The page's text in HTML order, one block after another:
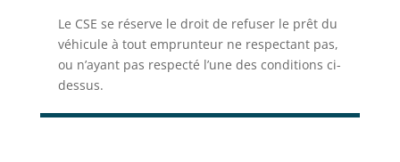
Le CSE se réserve le droit de refuser le prêt du
véhicule à tout emprunteur ne respectant pas,
ou n’ayant pas respecté l’une des conditions ci-
dessus.